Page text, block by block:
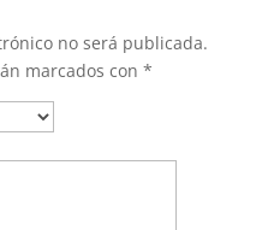
no será publicada.
marcados con *